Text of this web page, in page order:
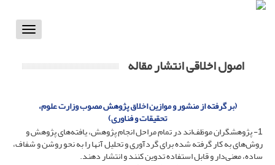
Toggle
اصول اخلاقی انتشار مقاله
(بر گرفته از منشور و موازین اخلاق پژوهش مصوب وزارت علوم،
تحقیقات و فناوری)
1- پژوهشگران موظف‌اند در تمام مراحل انجام پژوهش، یافته‌های پژوهش و
روش‌های به کار گرفته شده برای گردآوری و تحلیل آنها را به ‌نحو روشن و شفاف،
ساده، معنی‌دار و قابل استفاده تدوین ‎کنند و انتشار دهند.